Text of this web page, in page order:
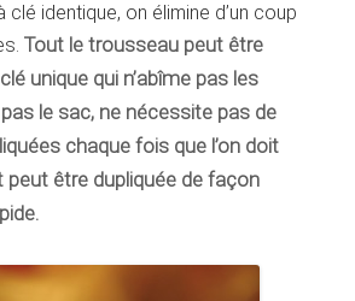
identique, on élimine d’un coup
Tout le trousseau peut être
unique qui n’abîme pas les
le sac, ne nécessite pas de
chaque fois que l’on doit
peut être dupliquée de façon